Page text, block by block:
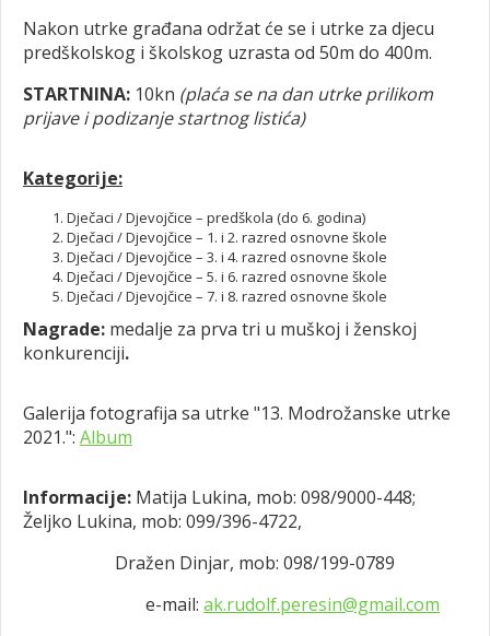
Nakon utrke građana održat će se i utrke za djecu
predškolskog i školskog uzrasta od 50m do 400m.
STARTNINA: 10kn (plaća se na dan utrke prilikom
prijave i podizanje startnog listića)
Kategorije:
Dječaci / Djevojčice – predškola (do 6. godina)
Dječaci / Djevojčice – 1. i 2. razred osnovne škole
Dječaci / Djevojčice – 3. i 4. razred osnovne škole
Dječaci / Djevojčice – 5. i 6. razred osnovne škole
Dječaci / Djevojčice – 7. i 8. razred osnovne škole
Nagrade: medalje za prva tri u muškoj i ženskoj
konkurenciji.
Galerija fotografija sa utrke "13. Modrožanske utrke
2021.": Album
Informacije: Matija Lukina, mob: 098/9000-448;
Željko Lukina, mob: 099/396-4722,
Dražen Dinjar, mob: 098/199-0789
e-mail: ak.rudolf.peresin@gmail.com